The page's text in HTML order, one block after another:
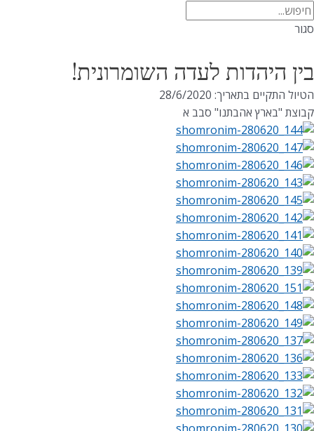
סגור
בין היהדות לעדה השומרונית!
הטיול התקיים בתאריך: 28/6/2020
קבוצת "בארץ אהבתנו" סבב א